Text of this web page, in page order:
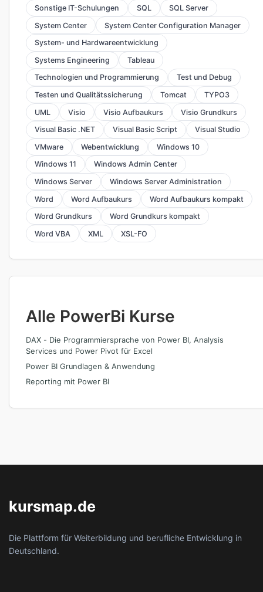
Sonstige IT-Schulungen SQL
SQL Server
System Center
System Center Configuration Manager
System- und Hardwareentwicklung
Systems Engineering
Tableau
Technologien und Programmierung
Test und Debug
Testen und Qualitätssicherung
Tomcat
TYPO3
UML
Visio Visio Aufbaukurs
Visio Grundkurs
Visual Basic .NET
Visual Basic Script
Visual Studio
VMware
Webentwicklung
Windows 10
Windows 11
Windows Admin Center
Windows Server
Windows Server Administration
Word
Word Aufbaukurs
Word Aufbaukurs kompakt
Word Grundkurs
Word Grundkurs kompakt
Word VBA
XML XSL-FO
Alle PowerBi Kurse
DAX - Die Programmiersprache von Power BI, Analysis
Services und Power Pivot für Excel
Power BI Grundlagen & Anwendung
Reporting mit Power BI
kursmap.de
Die Plattform für Weiterbildung und berufliche Entwicklung in
Deutschland.